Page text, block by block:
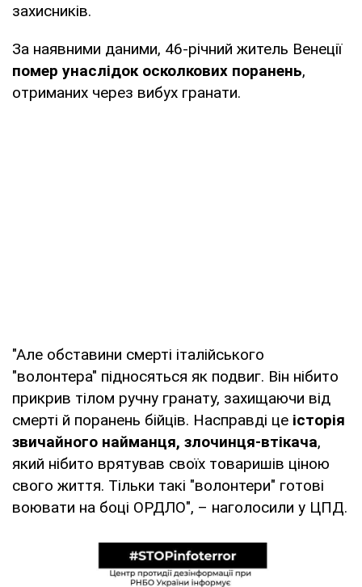
захисників.
За наявними даними, 46-річний житель Венеції
помер унаслідок осколкових поранень,
отриманих через вибух гранати.
"Але обставини смерті італійського
"волонтера" підносяться як подвиг. Він нібито
прикрив тілом ручну гранату, захищаючи від
смерті й поранень бійців. Насправді це історія
звичайного найманця, злочинця-втікача,
який нібито врятував своїх товаришів ціною
свого життя. Тільки такі "волонтери" готові
воювати на боці ОРДЛО", – наголосили у ЦПД.